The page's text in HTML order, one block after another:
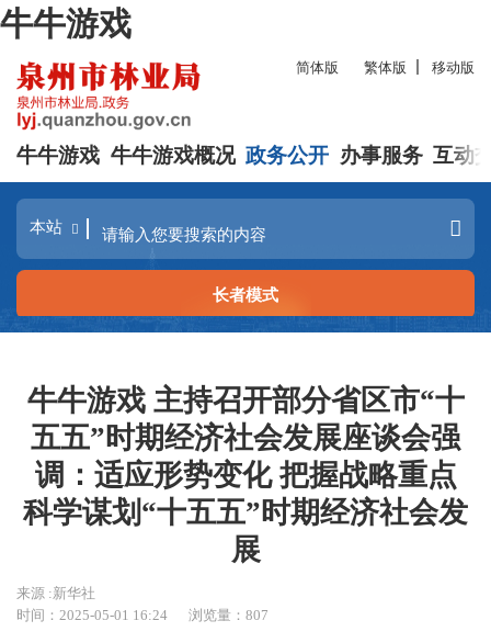
牛牛游戏
简体版 繁体版 移动版
牛牛游戏 牛牛游戏概况 政务公开 办事服务 互动
长者模式
牛牛游戏 主持召开部分省区市“十
五五”时期经济社会发展座谈会强
调：适应形势变化 把握战略重点
科学谋划“十五五”时期经济社会发
展
来源 :新华社
时间：2025-05-01 16:24
浏览量：807